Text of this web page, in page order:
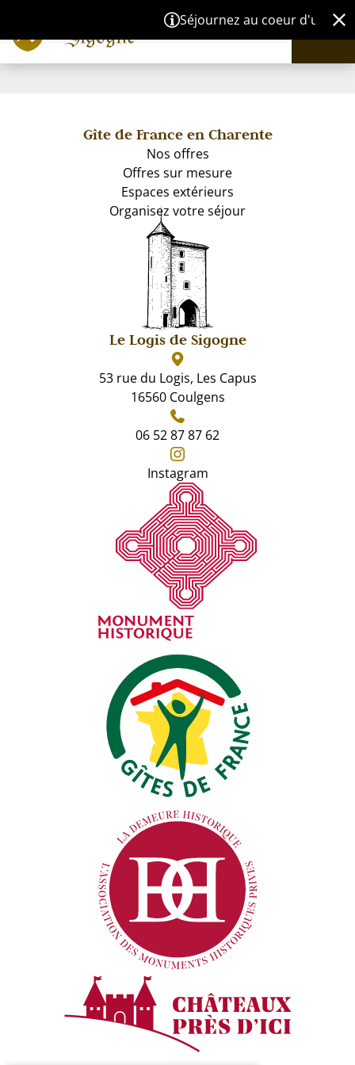
Séjournez au coeur d'un site
Gîte de France en Charente
Nos offres
Offres sur mesure
Espaces extérieurs
Organisez votre séjour
Le Logis de Sigogne
53 rue du Logis, Les Capus
16560 Coulgens
06 52 87 87 62
Instagram
Panneau de gestion des cookies